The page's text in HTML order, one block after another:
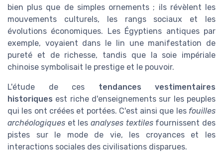
bien plus que de simples ornements ; ils révèlent les
mouvements culturels, les rangs sociaux et les
évolutions économiques. Les Égyptiens antiques par
exemple, voyaient dans le lin une manifestation de
pureté et de richesse, tandis que la soie impériale
chinoise symbolisait le prestige et le pouvoir.
L'étude de ces tendances vestimentaires
historiques est riche d'enseignements sur les peuples
qui les ont créées et portées. C'est ainsi que les fouilles
archéologiques et les analyses textilesfournissent des
pistes sur le mode de vie, les croyances et les
interactions sociales des civilisations disparues.